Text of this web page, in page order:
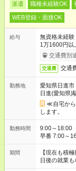
派遣 職種未経験OK
WEB登録・面接OK
給与
無資格未経
1万1600円以
交通費別
交通費 交通
勤務地
愛知県日進市
日進(愛知県)
≪自宅か
します。
勤務時間
9:00～18:00（休憩60分） ■ご希
早番 7:00～16:00 遅
い」 「余裕
たくない」 な
の方へ 今ご
の勤務時間
期間
【現在も積
日後の就業も